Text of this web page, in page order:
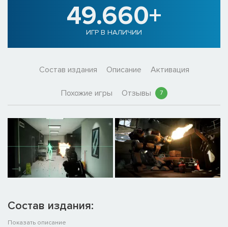
49.660+
ИГР В НАЛИЧИИ
Состав издания Описание Активация
Похожие игры Отзывы 7
Состав издания:
Показать описание